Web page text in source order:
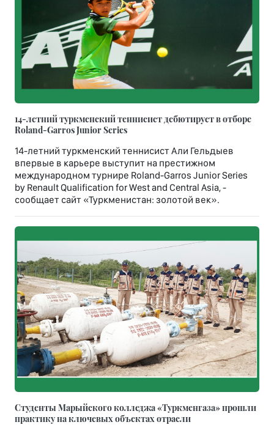
14-летний туркменский теннисист дебютирует в отборе
Roland-Garros Junior Series
14-летний туркменский теннисист Али Гельдыев
впервые в карьере выступит на престижном
международном турнире Roland-Garros Junior Series
by Renault Qualification for West and Central Asia, -
сообщает сайт «Туркменистан: золотой век».
Студенты Марыйского колледжа «Туркменгаза» прошли
практику на ключевых объектах отрасли